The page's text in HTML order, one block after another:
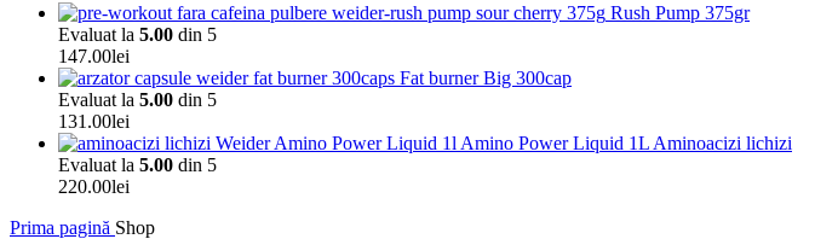
Rush Pump 375gr
Evaluat la 5.00 din 5
147.00lei
Fat burner Big 300cap
Evaluat la 5.00 din 5
131.00lei
Amino Power Liquid 1L Aminoacizi lichizi
Evaluat la 5.00 din 5
220.00lei
Prima pagină Shop